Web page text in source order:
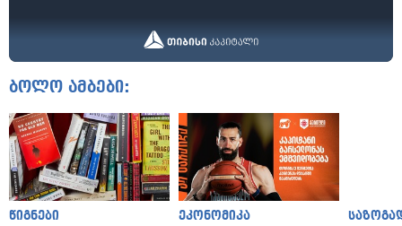
ბოლო ამბები:
წიგნები ეკონომიკა